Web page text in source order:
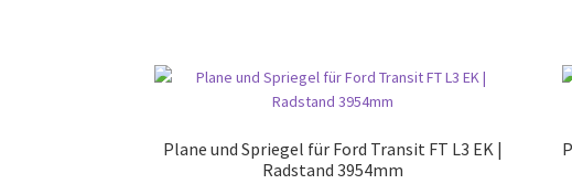
Plane und Spriegel für Ford Transit FT L3 EK |
Radstand 3954mm